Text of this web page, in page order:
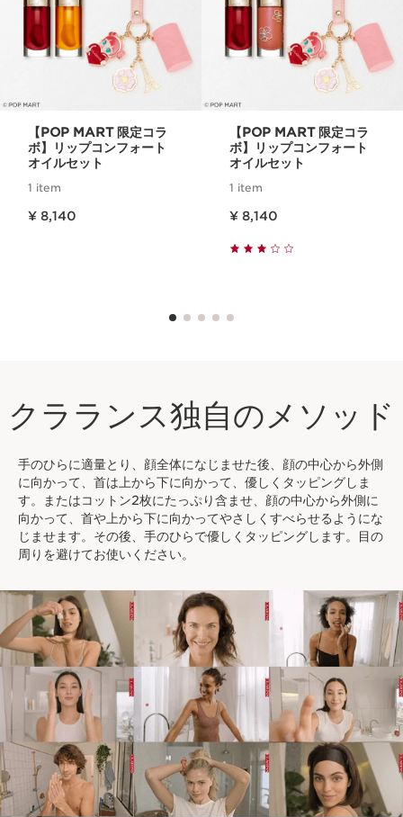
【POP MART 限定コラ
ボ】リップコンフォート
オイルセット
1 item
¥ 8,140
【POP MART 限定コラ
ボ】リップコンフォート
オイルセット
1 item
¥ 8,140
クラランス独自のメソッド
手のひらに適量とり、顔全体になじませた後、顔の中心から外側
に向かって、首は上から下に向かって、優しくタッピングしま
す。またはコットン2枚にたっぷり含ませ、顔の中心から外側に
向かって、首や上から下に向かってやさしくすべらせるようにな
じませます。その後、手のひらで優しくタッピングします。目の
周りを避けてお使いください。